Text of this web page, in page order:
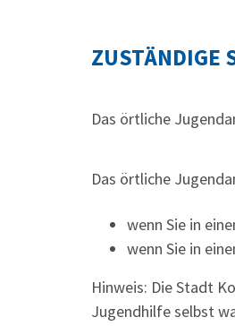
ZUSTÄNDIGE
Das örtliche
Das örtliche
wenn Sie in
wenn Sie in
Hinweis: Die Stadt
Jugendhilfe selbst